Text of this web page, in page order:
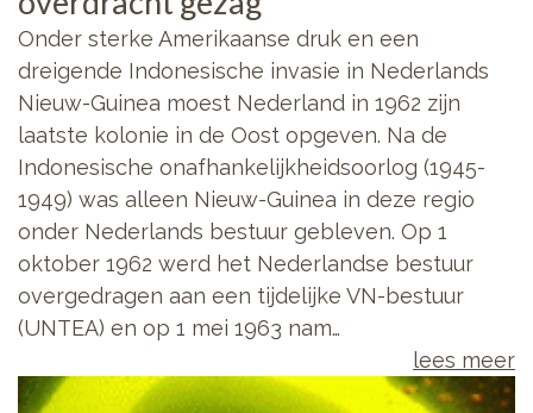
Onder sterke Amerikaanse druk en een
dreigende Indonesische invasie in Nederlands
Nieuw-Guinea moest Nederland in 1962 zijn
laatste kolonie in de Oost opgeven. Na de
Indonesische onafhankelijkheidsoorlog (1945-
1949) was alleen Nieuw-Guinea in deze regio
onder Nederlands bestuur gebleven. Op 1
oktober 1962 werd het Nederlandse bestuur
overgedragen aan een tijdelijke VN-bestuur
(UNTEA) en op 1 mei 1963 nam…
lees meer